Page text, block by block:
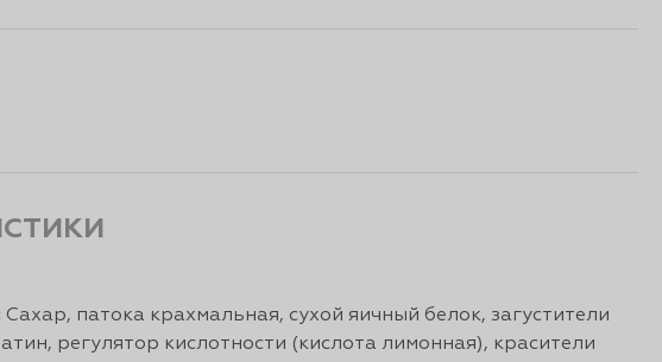
Сахар, патока крахмальная, сухой яичный белок, загустители
регулятор кислотности (кислота лимонная), красители